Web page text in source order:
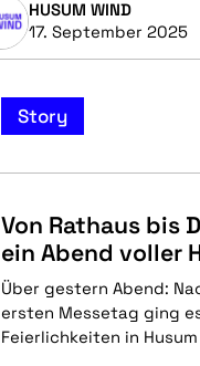
HUSUM WIND
17. September 2025
Story
Von Rathaus bis
ein Abend voller
Über gestern Abend:
ersten Messetag ging
Feierlichkeiten in